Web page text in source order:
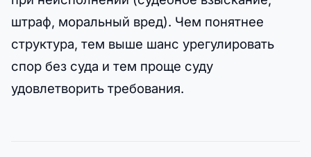
штраф, моральный вред). Чем понятнее
структура, тем выше шанс урегулировать
спор без суда и тем проще суду
удовлетворить требования.